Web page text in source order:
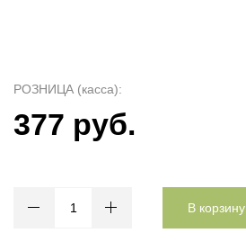
РОЗНИЦА (касса):
377 руб.
В корзину